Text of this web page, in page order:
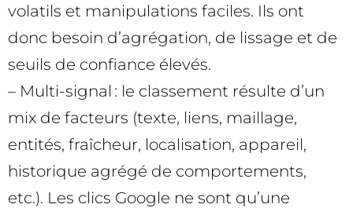
volatils et manipulations faciles. Ils ont
donc besoin d’agrégation, de lissage et de
seuils de confiance élevés.
– Multi-signal : le classement résulte d’un
mix de facteurs (texte, liens, maillage,
entités, fraîcheur, localisation, appareil,
historique agrégé de comportements,
etc.). Les clics Google ne sont qu’une